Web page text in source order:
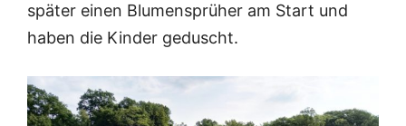
später einen Blumensprüher am Start und
haben die Kinder geduscht.